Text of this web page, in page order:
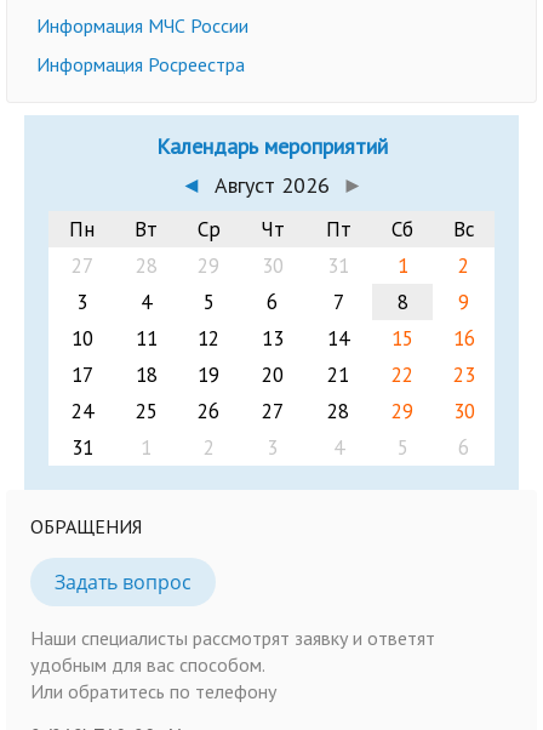
Информация МЧС России
Информация Росреестра
Календарь мероприятий
◄ Август 2026 ►
Пн Вт Ср Чт Пт Сб
Вс
27
28 29 30 31 1
2
3
4 5 6 7 8
9
10
11 12 13 14 15
16
17
18 19 20 21 22
23
24
25 26 27 28 29
30
31
1 2 3 4 5 6
ОБРАЩЕНИЯ
Задать вопрос
Наши специалисты рассмотрят заявку и ответят
удобным для вас способом.
Или обратитесь по телефону